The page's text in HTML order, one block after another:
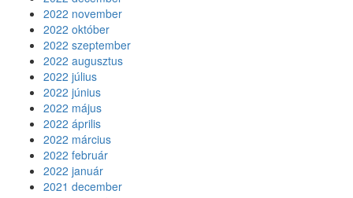
2022 november
2022 október
2022 szeptember
2022 augusztus
2022 július
2022 június
2022 május
2022 április
2022 március
2022 február
2022 január
2021 december